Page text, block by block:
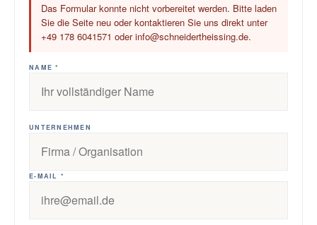
Das Formular konnte nicht vorbereitet werden. Bitte laden
Sie die Seite neu oder kontaktieren Sie uns direkt unter
+49 178 6041571 oder info@schneidertheissing.de.
NAME *
UNTERNEHMEN
E-MAIL *